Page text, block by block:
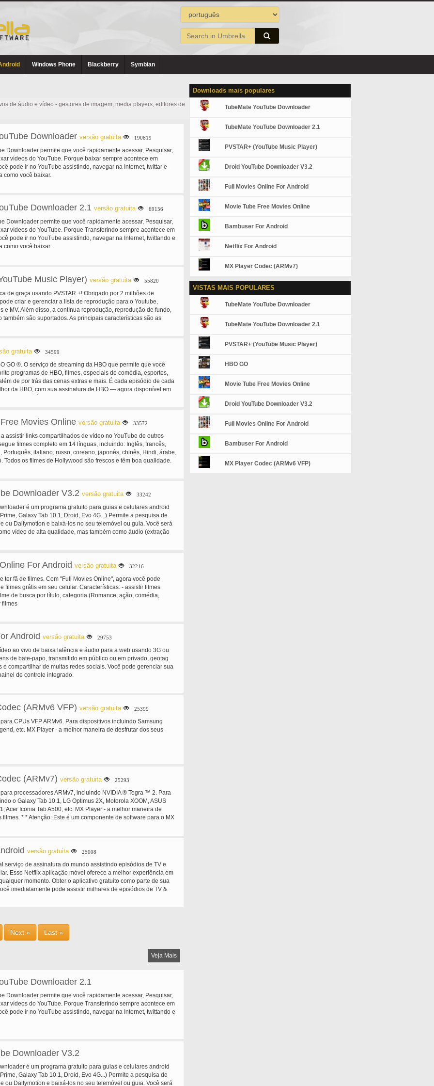
Windows Phone Blackberry Symbian
de áudio e vídeo - gestores de imagem, media players, editores de
Downloader versão gratuita 190819
Downloader permite que você rapidamente acessar, Pesquisar,
vídeos do YouTube. Porque baixar sempre acontece em
pode ir no YouTube assistindo, navegar na Internet, twittar e
como você baixar.
Downloader 2.1 versão gratuita 69156
Downloader permite que você rapidamente acessar, Pesquisar,
vídeos do YouTube. Porque Transferindo sempre acontece em
pode ir no YouTube assistindo, navegar na Internet, twittando e
como você baixar.
Music Player) versão gratuita 55820
de graça usando PVSTAR +! Obrigado por 2 milhões de
criar e gerenciar a lista de reprodução para o Youtube,
e MV. Além disso, a contínua reprodução, reprodução de fundo,
também são suportados. As principais características são as
parede no Mylist - Backup Mylist - editar vídeo título e Resumo -
de Twitter - video Tweet - vídeo - baixa qualidade modo (para
automaticamente quando o fone de ouvido é desconectado. -
quando você abre o URL no outro app. - importação de listas de
ou do NicoVideo. -Operação fácil vídeos relacionados -
gratuita 34599
GO ®. O serviço de streaming da HBO que permite que você
programas de HBO, filmes, especiais de comédia, esportes,
de por trás das cenas extras e mais. É cada episódio de cada
da HBO, com sua assinatura de HBO — agora disponível em
a programação original de HBO, filmes de sucesso,
of Thrones, Boardwalk Empire ®, meninas, Veep, Curb Your
®, ® de The Sopranos, sexo e a cidade ®, The Wire ® e
obter bônus e extras especiais de bastidores! • Levá-lo: na
nunca perca um momento de seu favorito HBO mostra e bater
a correr, retome a visualização de títulos da sua lista de
portátil, incluindo laptops e selecionados comprimidos e
Também defina uma série Pass ® para enviar automaticamente
de seu favorito que HBO mostra a sua lista de vigiados. • Com
episódios de seus programas favoritos e filmes de sucesso
Todos os direitos reservados. HBO ® e canais relacionados e
Movies Online versão gratuita 33572
assistir links compartilhados de vídeo no YouTube de outros
filmes completo em 14 línguas, incluindo: Inglês, francês,
Português, italiano, russo, coreano, japonês, chinês, Hindi, árabe,
Todos os filmes de Hollywood são frescos e têm boa qualidade.
para o YouTube ou mande-em um email para quaisquer
Downloader V3.2 versão gratuita 33242
é um programa gratuito para guias e celulares android
Galaxy Tab 10.1, Droid, Evo 4G...) Permite a pesquisa de
ou Dailymotion e baixá-los no seu telemóvel ou guia. Você será
vídeo de alta qualidade, mas também como áudio (extração
For Android versão gratuita 32216
ter fã de filmes. Com "Full Movies Online", agora você pode
filmes grátis em seu celular. Características: - assistir filmes
de busca por título, categoria (Romance, ação, comédia,
filmes
Android versão gratuita 29753
ao vivo de baixa latência e áudio para a web usando 3G ou
de bate-papo, transmitido em público ou em privado, geotag
e compartilhar de muitas redes sociais. Você pode gerenciar sua
de controle integrado.
(ARMv6 VFP) versão gratuita 25399
CPUs VFP ARMv6. Para dispositivos incluindo Samsung
etc. MX Player - a melhor maneira de desfrutar dos seus
(ARMv7) versão gratuita 25293
processadores ARMv7, incluindo NVIDIA ® Tegra ™ 2. Para
o Galaxy Tab 10.1, LG Optimus 2X, Motorola XOOM, ASUS
Acer Iconia Tab A500, etc. MX Player - a melhor maneira de
filmes. * * Atenção: Este é um componente de software para o MX
versão gratuita 25008
serviço de assinatura do mundo assistindo episódios de TV e
Esse Netflix aplicação móvel oferece a melhor experiência em
momento. Obter o aplicativo gratuito como parte de sua
imediatamente pode assistir milhares de episódios de TV &
Next » Last »
Veja Mais
Downloader 2.1
Downloader permite que você rapidamente acessar, Pesquisar,
vídeos do YouTube. Porque Transferindo sempre acontece em
pode ir no YouTube assistindo, navegar na Internet, twittando e
Downloader V3.2
é um programa gratuito para guias e celulares android
Galaxy Tab 10.1, Droid, Evo 4G...) Permite a pesquisa de
ou Dailymotion e baixá-los no seu telemóvel ou guia. Você será
Downloads mais populares
TubeMate YouTube Downloader
TubeMate YouTube Downloader 2.1
PVSTAR+ (YouTube Music Player)
Droid YouTube Downloader V3.2
Full Movies Online For Android
Movie Tube Free Movies Online
Bambuser For Android
Netflix For Android
MX Player Codec (ARMv7)
VISTAS MAIS POPULARES
TubeMate YouTube Downloader
TubeMate YouTube Downloader 2.1
PVSTAR+ (YouTube Music Player)
HBO GO
Movie Tube Free Movies Online
Droid YouTube Downloader V3.2
Full Movies Online For Android
Bambuser For Android
MX Player Codec (ARMv6 VFP)